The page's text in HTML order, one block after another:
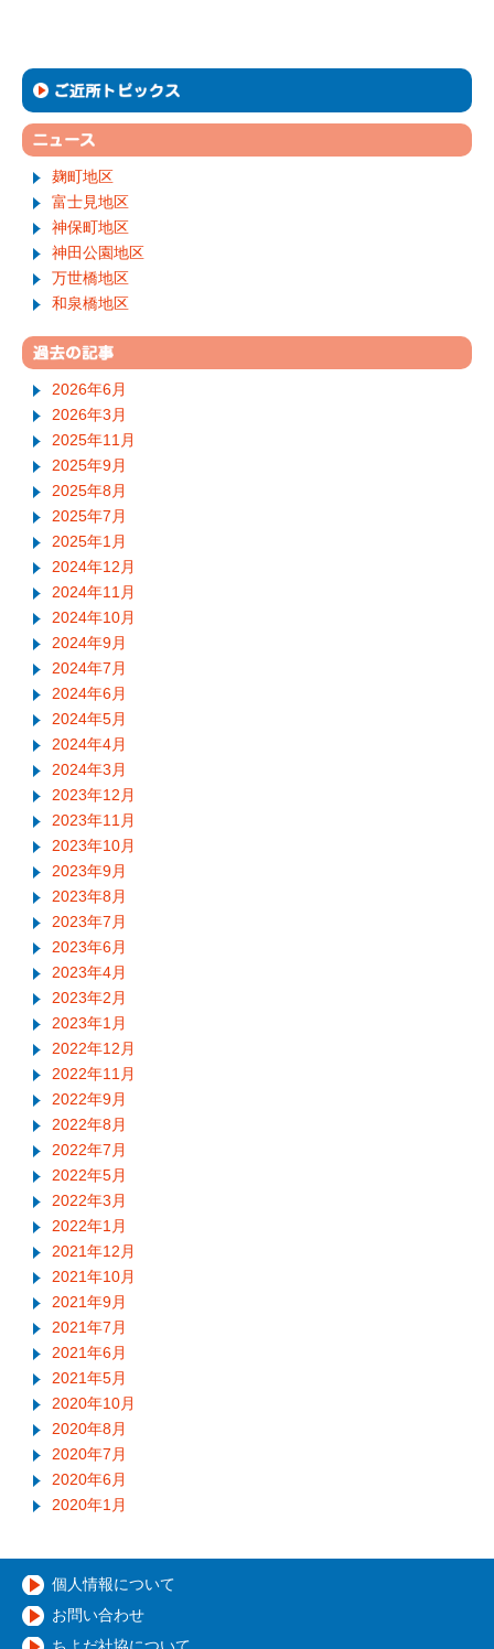
麹町地区
富士見地区
神保町地区
神田公園地区
万世橋地区
和泉橋地区
2026年6月
2026年3月
2025年11月
2025年9月
2025年8月
2025年7月
2025年1月
2024年12月
2024年11月
2024年10月
2024年9月
2024年7月
2024年6月
2024年5月
2024年4月
2024年3月
2023年12月
2023年11月
2023年10月
2023年9月
2023年8月
2023年7月
2023年6月
2023年4月
2023年2月
2023年1月
2022年12月
2022年11月
2022年9月
2022年8月
2022年7月
2022年5月
2022年3月
2022年1月
2021年12月
2021年10月
2021年9月
2021年7月
2021年6月
2021年5月
2020年10月
2020年8月
2020年7月
2020年6月
2020年1月
個人情報について
お問い合わせ